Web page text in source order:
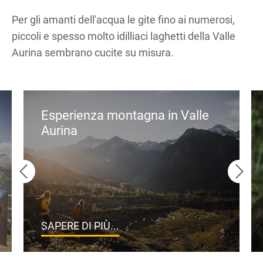
Per gli amanti dell'acqua le gite fino ai numerosi,
piccoli e spesso molto idilliaci laghetti della Valle
Aurina sembrano cucite su misura.
Esperienza montagna in Valle
Aurina
SAPERE DI PIÙ...